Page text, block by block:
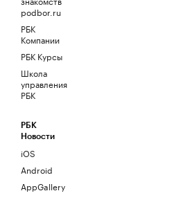
podbor.ru
РБК
Компании
РБК Курсы
Школа
управления
РБК
РБК
Новости
iOS
Android
AppGallery